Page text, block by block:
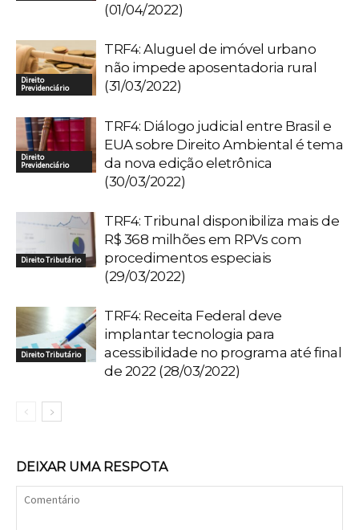
(01/04/2022)
Direito
Previdenciário
TRF4: Aluguel de imóvel urbano
não impede aposentadoria rural
(31/03/2022)
Direito
Previdenciário
TRF4: Diálogo judicial entre Brasil e
EUA sobre Direito Ambiental é tema
da nova edição eletrônica
(30/03/2022)
Direito Tributário
TRF4: Tribunal disponibiliza mais de
R$ 368 milhões em RPVs com
procedimentos especiais
(29/03/2022)
Direito Tributário
TRF4: Receita Federal deve
implantar tecnologia para
acessibilidade no programa até final
de 2022 (28/03/2022)
DEIXAR UMA RESPOTA